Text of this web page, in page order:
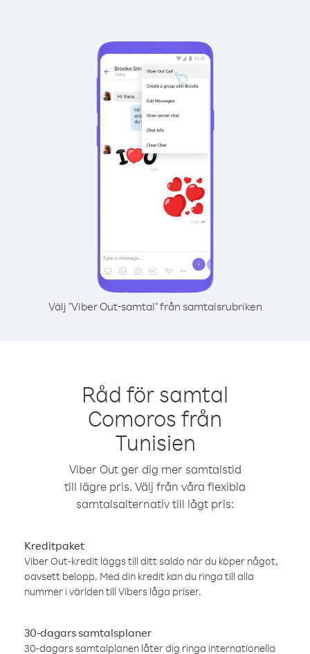
Välj "Viber Out-samtal" från samtalsrubriken
Råd för samtal
Comoros från
Tunisien
Viber Out ger dig mer samtalstid
till lägre pris. Välj från våra flexibla
samtalsalternativ till lågt pris:
Kreditpaket
Viber Out-kredit läggs till ditt saldo när du köper något,
oavsett belopp. Med din kredit kan du ringa till alla
nummer i världen till Vibers låga priser.
30-dagars samtalsplaner
30-dagars samtalplanen låter dig ringa internationella